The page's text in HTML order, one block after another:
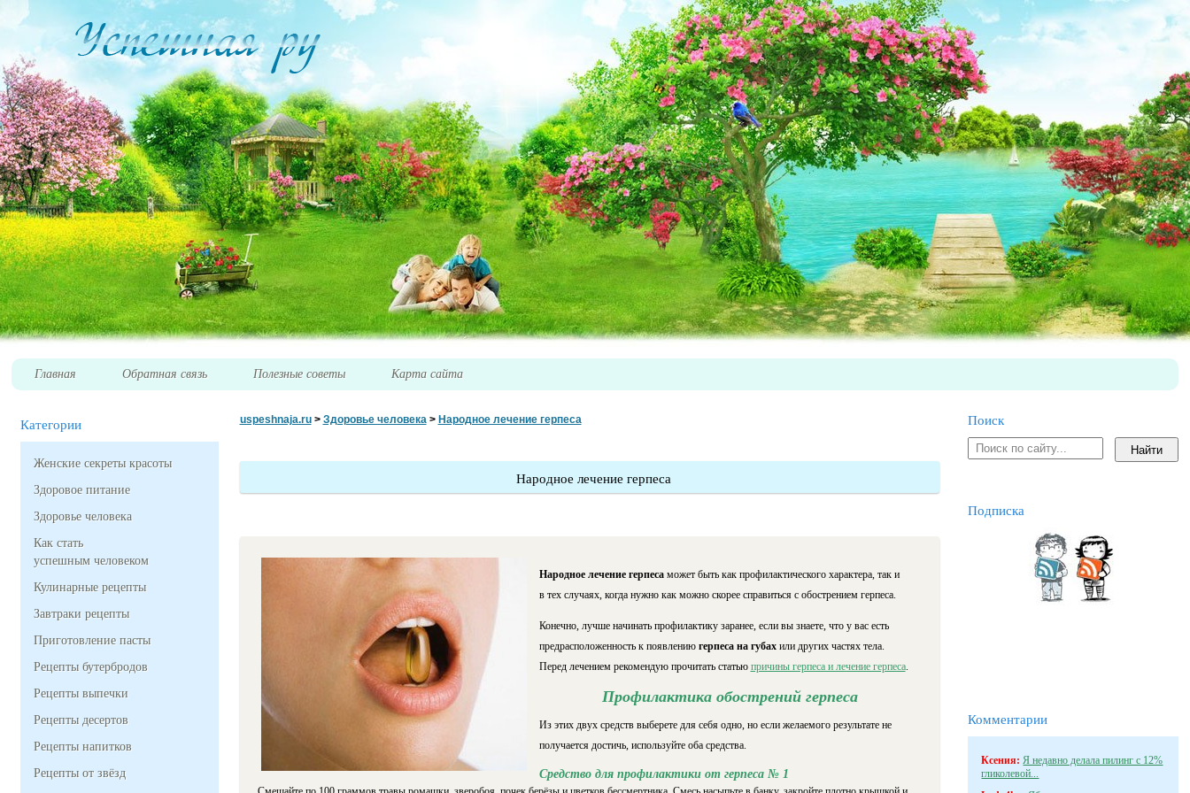
Главная Обратная связь Полезные советы Карта сайта
Категории
Женские секреты красоты
Здоровое питание
Здоровье человека
Как стать
успешным человеком
Кулинарные рецепты
Завтраки рецепты
Приготовление пасты
Рецепты бутербродов
Рецепты выпечки
Рецепты десертов
Рецепты напитков
Рецепты от звёзд
uspeshnaja.ru> Здоровье человека> Народное лечение герпеса
Народное лечение герпеса
Народное лечение герпесаможет быть как профилактического характера, так и
в тех случаях, когда нужно как можно скорее справиться с обострением герпеса.
Конечно, лучше начинать профилактику заранее, если вы знаете, что у вас есть
предрасположенность к появлению герпеса на губахили других частях тела.
Перед лечением рекомендую прочитать статью причины герпеса и лечение герпеса.
Профилактика обострений герпеса
Из этих двух средств выберете для себя одно, но если желаемого результате не
получается достичь, используйте оба средства.
Средство для профилактики от герпеса № 1
Поиск
Подписка
Комментарии
Ксения: Я недавно делала пилинг с 12%
гликолевой...